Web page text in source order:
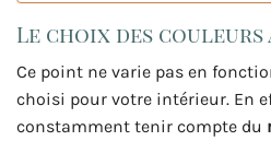
Le choix des couleurs
Ce point ne varie pas en
choisi pour votre intérieur. En
constamment tenir compte du